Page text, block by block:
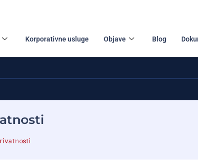
Korporativne usluge Objave Blog